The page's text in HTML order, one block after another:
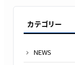
カテゴリー
NEWS